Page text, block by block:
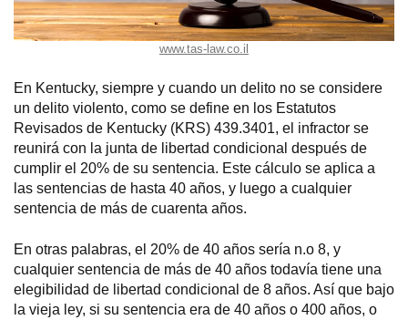
www.tas-law.co.il
En Kentucky, siempre y cuando un delito no se considere
un delito violento, como se define en los Estatutos
Revisados de Kentucky (KRS) 439.3401, el infractor se
reunirá con la junta de libertad condicional después de
cumplir el 20% de su sentencia. Este cálculo se aplica a
las sentencias de hasta 40 años, y luego a cualquier
sentencia de más de cuarenta años.
En otras palabras, el 20% de 40 años sería n.o 8, y
cualquier sentencia de más de 40 años todavía tiene una
elegibilidad de libertad condicional de 8 años. Así que bajo
la vieja ley, si su sentencia era de 40 años o 400 años, o